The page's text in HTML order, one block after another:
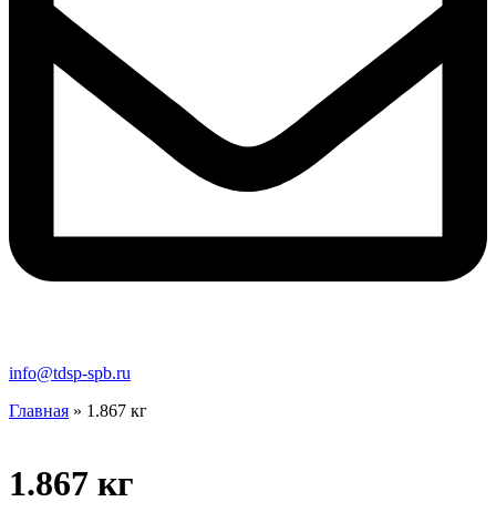
info@tdsp-spb.ru
Главная » 1.867 кг
1.867 кг